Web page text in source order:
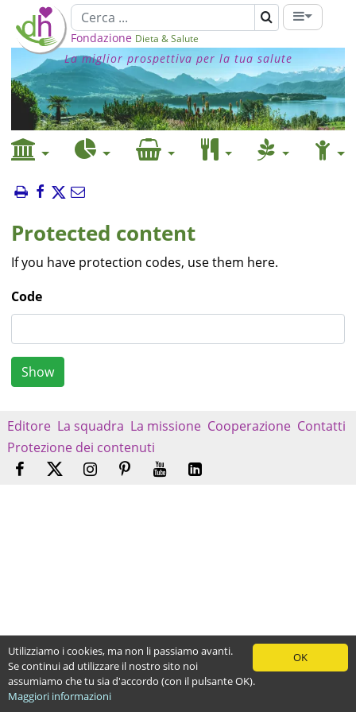
Fondazione Dieta & Salute
La miglior prospettiva per la tua salute
Protected content
If you have protection codes, use them here.
Code
Show
Editore La squadra La missione Cooperazione Contatti
Protezione dei contenuti
OK
Utilizziamo i cookies, ma non li passiamo avanti.
Se continui ad utilizzare il nostro sito noi
assumiamo che tu sia d'accordo (con il pulsante OK).
Maggiori informazioni